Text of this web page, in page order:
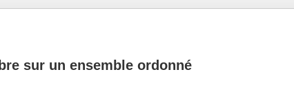
sur un ensemble ordonné